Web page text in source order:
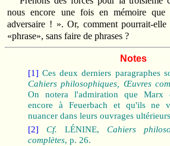
nous encore une fois en mémoire
adversaire ! ». Or, comment pourrait-
«phrase», sans faire de phrases ?
Notes
[1] Ces deux derniers paragraphes
Cahiers philosophiques, Œuvres
On notera l'admiration que Marx
encore à Feuerbach et qu'ils ne
nuancer dans leurs ouvrages
[2]
Cf. LÉNINE,Cahiers
complètes, p. 26.